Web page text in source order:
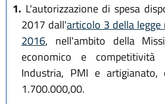
1. L'autorizzazione di spesa
2017 dall'articolo 3 della
2016, nell'ambito della
economico e
Industria, PMI e
1.700.000,00.